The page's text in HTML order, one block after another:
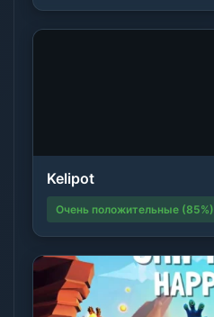
Kelipot
Очень положительные (85%)